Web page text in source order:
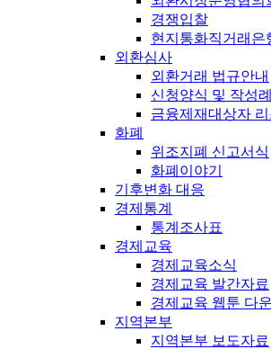
경쟁입찰
현지통화직거래은
외환심사
외환거래 법규안내
신청양식 및 작성례
금융제재대상자 리
화폐
위조지폐 신고서식
화폐이야기
기후변화 대응
경제통계
통계조사표
경제교육
경제교육소식
경제교육 발간자료
경제교육 웹툰 다
지역본부
지역본부 보도자료